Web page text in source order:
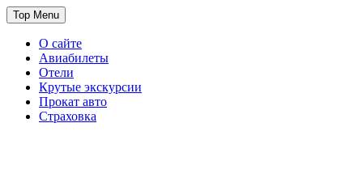
Skip
to
content
Top Menu
О сайте
Авиабилеты
Отели
Крутые экскурсии
Прокат авто
Страховка